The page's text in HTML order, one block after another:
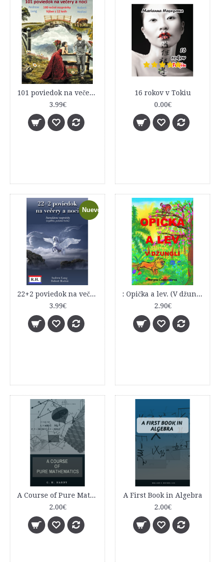
101 poviedok na večery a noci (100 ročné rozprávky - Výber z 12 kníh)
3.99€
16 rokov v Tokiu
0.00€
Nuevo
22+2 poviedok na večery a noci, Starodávne rozprávky, najdlhšie, posledná kniha
3.99€
: Opička a lev. (V džungli.)
2.90€
A Course of Pure Mathematics
2.00€
A First Book in Algebra
2.00€